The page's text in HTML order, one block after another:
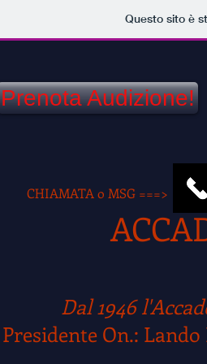
Questo sito è
Prenota Audizione!
CHIAMATA o MSG ===>
Dal 1946
Presidente